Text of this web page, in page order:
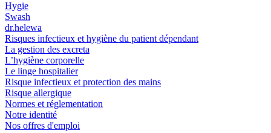
Hygie
Swash
dr.helewa
Risques infectieux et hygiène du patient dépendant
La gestion des excreta
L’hygiène corporelle
Le linge hospitalier
Risque infectieux et protection des mains
Risque allergique
Normes et réglementation
Notre identité
Nos offres d'emploi